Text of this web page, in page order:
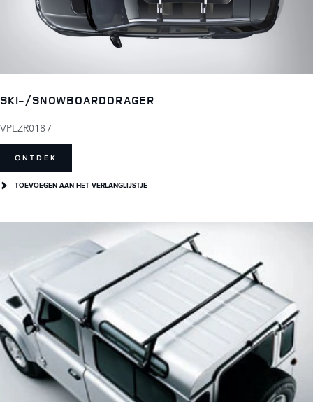
SKI-/SNOWBOARDDRAGER
VPLZR0187
ONTDEK
TOEVOEGEN AAN HET VERLANGLIJSTJE